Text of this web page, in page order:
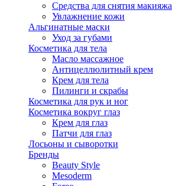
Средства для снятия макияжа
Увлажнение кожи
Альгинатные маски
Уход за губами
Косметика для тела
Масло массажное
Антицеллюлитный крем
Крем для тела
Пилинги и скрабы
Косметика для рук и ног
Косметика вокруг глаз
Крем для глаз
Патчи для глаз
Лосьоны и сыворотки
Бренды
Beauty Style
Mesoderm